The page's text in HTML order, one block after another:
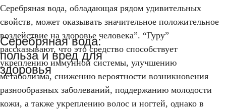
Серебряная вода:
польза и вред для
здоровья
Серебряная вода, обладающая рядом удивительных
свойств, может оказывать значительное положительное
воздействие на здоровье человека”. “Гуру”
рассказывают, что это средство способствует
укреплению иммунной системы, улучшению
метаболизма, снижению вероятности возникновения
разнообразных заболеваний, поддержанию молодости
кожи, а также укреплению волос и ногтей, однако в